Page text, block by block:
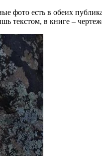
фото есть в обеих
текстом, в книге –